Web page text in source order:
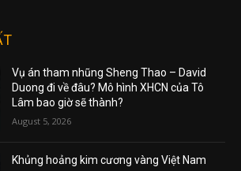
Vụ án tham nhũng Sheng Thao – David
Duong đi về đâu? Mô hình XHCN của Tô
Lâm bao giờ sẽ thành?
August 5, 2026
Khủng hoảng kim cương vàng Việt Nam